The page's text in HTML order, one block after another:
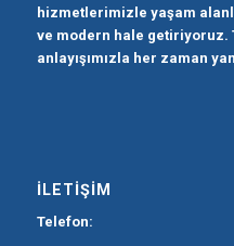
hizmetlerimizle yaşam
ve modern hale getiriyoruz.
anlayışımızla her zaman
İLETIŞIM
Telefon: